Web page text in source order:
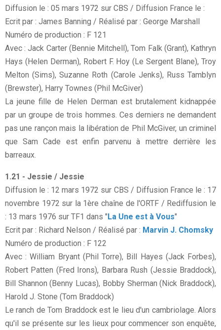
Diffusion le : 05 mars 1972 sur CBS / Diffusion France le :
Ecrit par : James Banning / Réalisé par : George Marshall
Numéro de production : F 121
Avec : Jack Carter (Bennie Mitchell), Tom Falk (Grant), Kathryn
Hays (Helen Derman), Robert F. Hoy (Le Sergent Blane), Troy
Melton (Sims), Suzanne Roth (Carole Jenks), Russ Tamblyn
(Brewster), Harry Townes (Phil McGiver)
La jeune fille de Helen Derman est brutalement kidnappée
par un groupe de trois hommes. Ces derniers ne demandent
pas une rançon mais la libération de Phil McGiver, un criminel
que Sam Cade est enfin parvenu à mettre derrière les
barreaux.
1.21 - Jessie / Jessie
Diffusion le : 12 mars 1972 sur CBS / Diffusion France le : 17
novembre 1972 sur la 1ère chaîne de l'ORTF / Rediffusion le
: 13 mars 1976 sur TF1 dans "La Une est à Vous"
Ecrit par : Richard Nelson / Réalisé par : Marvin J. Chomsky
Numéro de production : F 122
Avec : William Bryant (Phil Torre), Bill Hayes (Jack Forbes),
Robert Patten (Fred Irons), Barbara Rush (Jessie Braddock),
Bill Shannon (Benny Lucas), Bobby Sherman (Nick Braddock),
Harold J. Stone (Tom Braddock)
Le ranch de Tom Braddock est le lieu d'un cambriolage. Alors
qu'il se présente sur les lieux pour commencer son enquête,